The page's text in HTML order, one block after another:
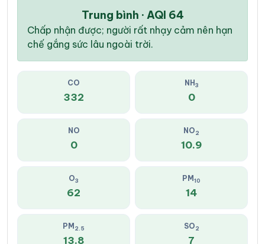
Trung bình · AQI 64
Chấp nhận được; người rất nhạy cảm nên hạn
chế gắng sức lâu ngoài trời.
CO
332
NH 3
0
NO
0
NO2
10.9
O3
62
PM 10
14
PM 2.5
13.8
SO2
7